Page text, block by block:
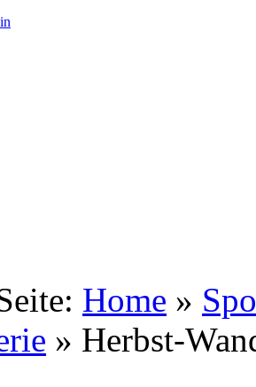
Home »
» Herbst-